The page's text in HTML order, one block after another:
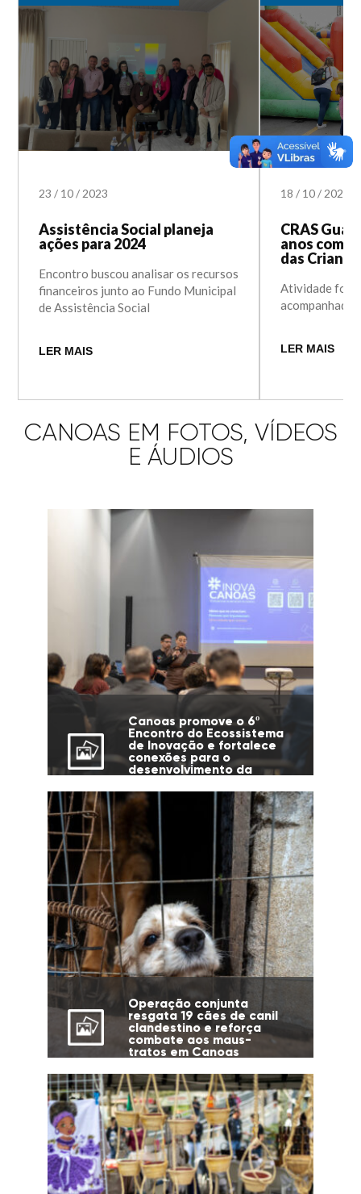
23/ 10/ 2023
Assistência Social planeja
ações para 2024
Encontro buscou analisar os recursos
financeiros junto ao Fundo Municipal
de Assistência Social
LER MAIS
18/ 10/ 2023
CRAS
anos com
das
Atividade foi
LER MAIS
CANOAS EM FOTOS, VÍDEOS
E ÁUDIOS
Canoas promove o 6º
Encontro do Ecossistema
de Inovação e fortalece
conexões para o
desenvolvimento da
Operação conjunta
resgata 19 cães de canil
clandestino e reforça
combate aos maus-
tratos em Canoas